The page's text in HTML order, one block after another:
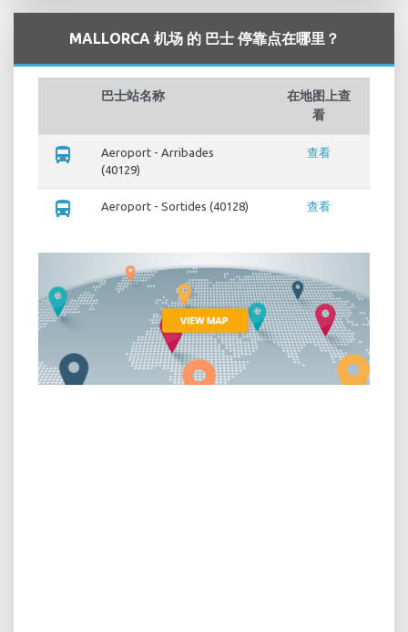
MALLORCA 机场 的 巴士 停靠点在哪里？
巴士站名称
在地图上查
看
directions_bus
Aeroport - Arribades
(40129)
查看
directions_bus Aeroport - Sortides (40128) 查看